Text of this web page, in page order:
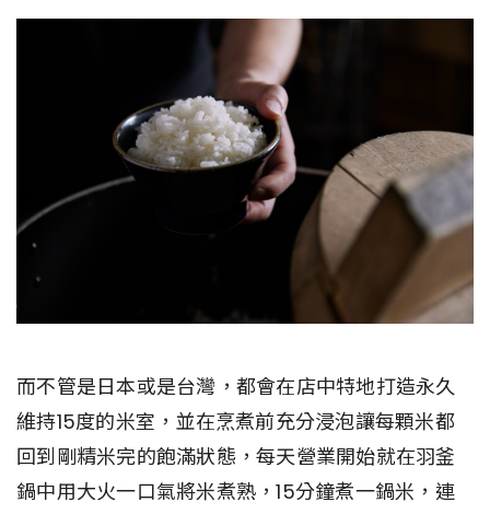
而不管是日本或是台灣，都會在店中特地打造永久
維持15度的米室，並在烹煮前充分浸泡讓每顆米都
回到剛精米完的飽滿狀態，每天營業開始就在羽釜
鍋中用大火一口氣將米煮熟，15分鐘煮一鍋米，連